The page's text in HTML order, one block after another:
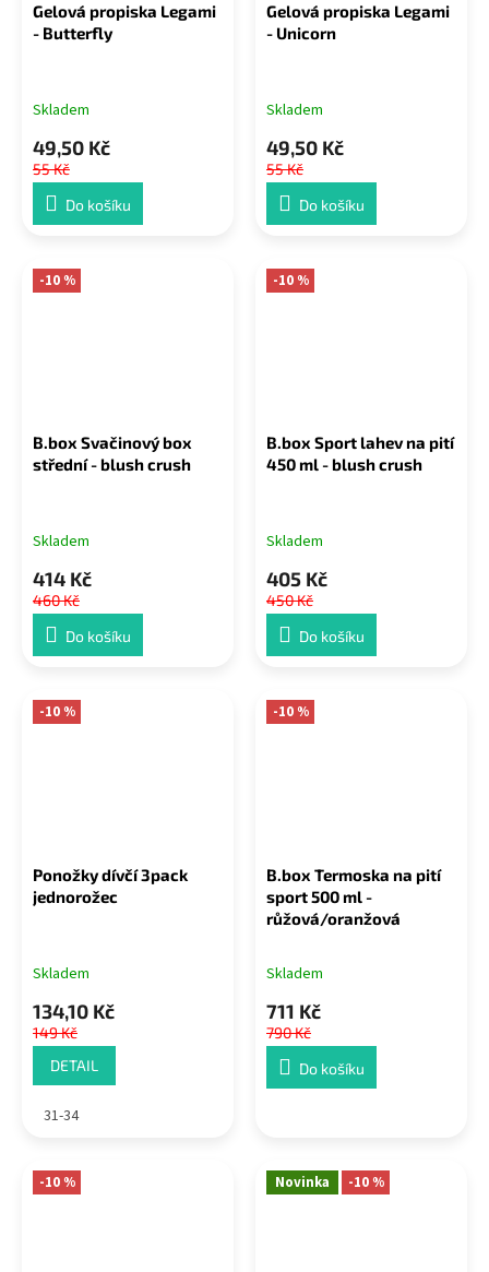
Gelová propiska Legami
- Butterfly
Skladem
49,50 Kč
55 Kč
Do košíku
Gelová propiska Legami
- Unicorn
Skladem
49,50 Kč
55 Kč
Do košíku
-10 %
B.box Svačinový box
střední - blush crush
Skladem
414 Kč
460 Kč
Do košíku
-10 %
B.box Sport lahev na pití
450 ml - blush crush
Skladem
405 Kč
450 Kč
Do košíku
-10 %
Ponožky dívčí 3pack
jednorožec
Skladem
134,10 Kč
149 Kč
DETAIL
31-34
-10 %
B.box Termoska na pití
sport 500 ml -
růžová/oranžová
Skladem
711 Kč
790 Kč
Do košíku
-10 % Novinka -10 %